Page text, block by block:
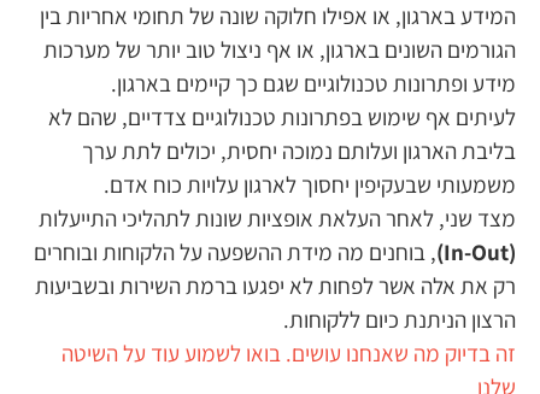
המידע בארגון, או אפילו חלוקה שונה של תחומי אחריות בין
הגורמים השונים בארגון, או אף ניצול טוב יותר של מערכות
מידע ופתרונות טכנולוגיים שגם כך קיימים בארגון.
לעיתים אף שימוש בפתרונות טכנולוגיים צדדיים, שהם לא
בליבת הארגון ועלותם נמוכה יחסית, יכולים לתת ערך
משמעותי שבעקיפין יחסוך לארגון עלויות כוח אדם.
מצד שני, לאחר העלאת אופציות שונות לתהליכי התייעלות
(In-Out)
, בוחנים מה מידת ההשפעה על הלקוחות ובוחרים
רק את אלה אשר לפחות לא יפגעו ברמת השירות ובשביעות
הרצון הניתנת כיום ללקוחות.
זה בדיוק מה שאנחנו עושים. בואו לשמוע עוד על השיטה
שלנו